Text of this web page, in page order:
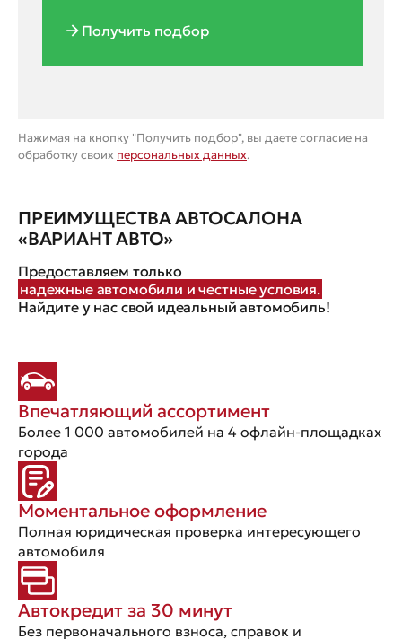
Получить подбор
Нажимая на кнопку "Получить подбор", вы даете согласие на
обработку своих персональных данных.
ПРЕИМУЩЕСТВА АВТОСАЛОНА
«ВАРИАНТ АВТО»
Предоставляем только
надежные автомобили и честные условия.
Найдите у нас свой идеальный автомобиль!
Впечатляющий ассортимент
Более 1 000 автомобилей на 4 офлайн-площадках
города
Моментальное оформление
Полная юридическая проверка интересующего
автомобиля
Автокредит за 30 минут
Без первоначального взноса, справок и